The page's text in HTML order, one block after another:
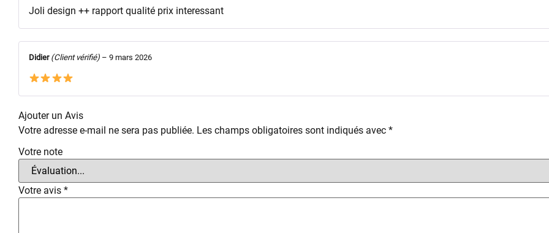
Joli design ++ rapport qualité prix interessant
Didier (Client vérifié) – 9 mars 2026
Ajouter un Avis
Votre adresse e-mail ne sera pas publiée. Les champs obligatoires sont indiqués avec *
Votre note
Votre avis *